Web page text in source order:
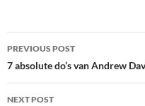
Post
navigation
PREVIOUS POST
7 absolute do’s van Andrew
NEXT POST